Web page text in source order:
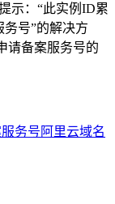
示：“此实例ID累
号”的解决方
请备案服务号的
务号 阿里云域名